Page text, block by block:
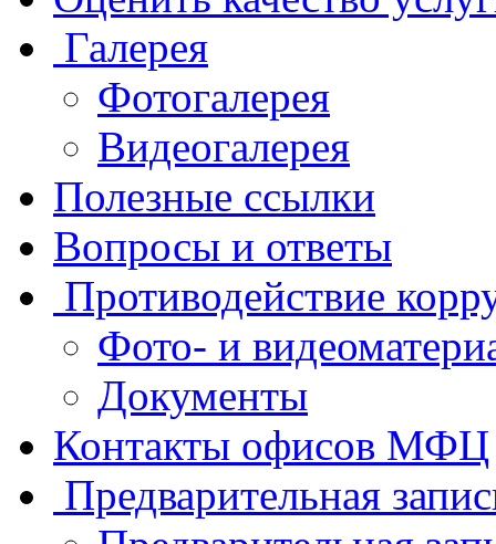
Галерея
Фотогалерея
Видеогалерея
Полезные ссылки
Вопросы и ответы
Противодействие
Фото- и
Документы
Контакты офисов МФЦ
Предварительная